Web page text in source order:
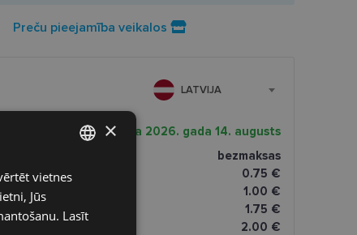
Preču pieejamība veikalos
LATVIJA
piektdiena 2026. gada 14. augusts
bezmaksas
0.75 €
1.00 €
1.75 €
2.00 €
LATVIAN
×
vietnes
Jūs
Lasīt